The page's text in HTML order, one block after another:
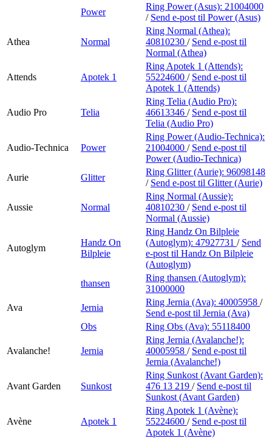
Power
Ring Power (Asus): 21004000
/ Send e-post til Power (Asus)
Athea Normal
Ring Normal (Athea):
40810230 / Send e-post til
Normal (Athea)
Attends Apotek 1
Ring Apotek 1 (Attends):
55224600 / Send e-post til
Apotek 1 (Attends)
Audio Pro Telia
Ring Telia (Audio Pro):
46613346 / Send e-post til
Telia (Audio Pro)
Audio-Technica Power
Ring Power (Audio-Technica):
21004000 / Send e-post til
Power (Audio-Technica)
Aurie
Glitter
Ring Glitter (Aurie): 96098148
/ Send e-post til Glitter (Aurie)
Aussie Normal
Ring Normal (Aussie):
40810230 / Send e-post til
Normal (Aussie)
Autoglym
Handz On
Bilpleie
Ring Handz On Bilpleie
(Autoglym): 47927731 / Send
e-post til Handz On Bilpleie
(Autoglym)
thansen
Ring thansen (Autoglym):
31000000
Ava
Jernia
Ring Jernia (Ava): 40005958 /
Send e-post til Jernia (Ava)
Obs
Ring Obs (Ava): 55118400
Avalanche! Jernia
Ring Jernia (Avalanche!):
40005958 / Send e-post til
Jernia (Avalanche!)
Avant Garden Sunkost
Ring Sunkost (Avant Garden):
476 13 219 / Send e-post til
Sunkost (Avant Garden)
Avène Apotek 1
Ring Apotek 1 (Avène):
55224600 / Send e-post til
Apotek 1 (Avène)